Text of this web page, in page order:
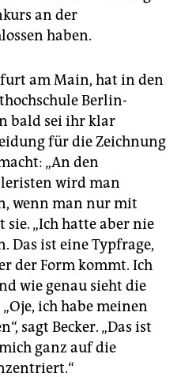
an der
haben.
am Main, hat in den
Berlin-
bald sei ihr klar
für die Zeichnung
„An den
wird man
wenn man nur mit
sie. „Ich hatte aber nie
Das ist eine Typfrage,
der Form kommt. Ich
wie genau sieht die
ich habe meinen
sagt Becker. „Das ist
ganz auf die